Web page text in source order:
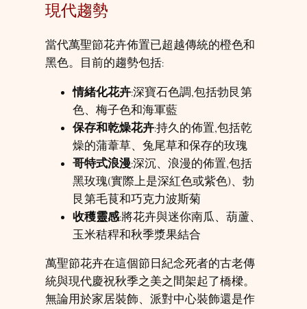
現代趨勢
當代萬聖節花卉佈置已超越傳統的橙色和
黑色。目前的趨勢包括:
情緒化花卉:深寶石色調,包括勃艮第
色、梅子色和海軍藍
保存和乾燥花卉:持久的佈置,包括乾
燥的蒲葦草、兔尾草和保存的玫瑰
哥特式浪漫:深沉、浪漫的佈置,包括
黑玫瑰(實際上是深紅色或紫色)、勃
艮第毛茛和巧克力波斯菊
收穫靈感:將花卉與迷你南瓜、葫蘆、
玉米秸稈和秋季漿果結合
萬聖節花卉在這個節日紀念死者的古老傳
統與現代慶祝秋季之美之間架起了橋樑。
無論用於家居裝飾、派對中心裝飾還是作